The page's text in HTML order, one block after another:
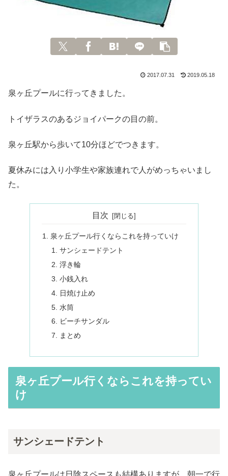
2017.07.31 2019.05.18
泉ヶ丘プールに行ってきました。
トイザラスのあるジョイパークの目の前。
泉ヶ丘駅から歩いて10分ほどでつきます。
夏休みには入り小学生や家族連れで人がめっちゃいまし
た。
目次
泉ヶ丘プール行くならこれを持っていけ
サンシェードテント
浮き輪
小銭入れ
日焼け止め
水筒
ビーチサンダル
まとめ
泉ヶ丘プール行くならこれを持ってい
け
サンシェードテント
泉ヶ丘プールは日陰スペースも結構ありますが、朝一で行